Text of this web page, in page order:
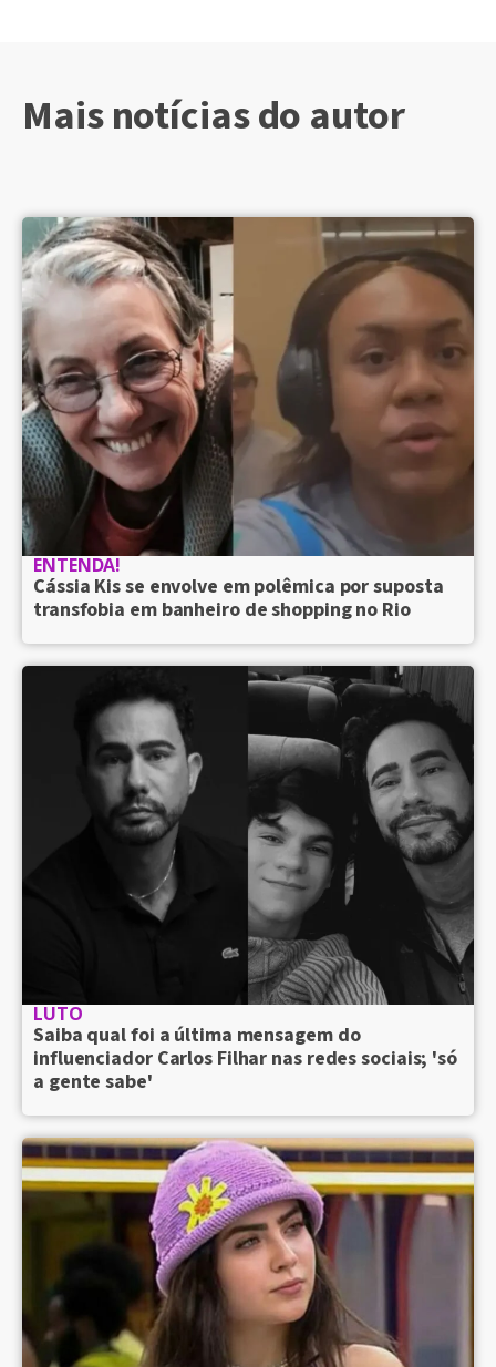
Mais notícias do autor
ENTENDA!
Cássia Kis se envolve em polêmica por suposta
transfobia em banheiro de shopping no Rio
LUTO
Saiba qual foi a última mensagem do
influenciador Carlos Filhar nas redes sociais; 'só
a gente sabe'